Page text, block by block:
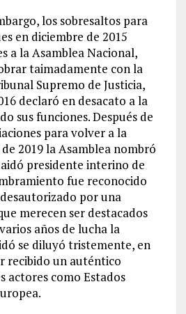
los sobresaltos para
en diciembre de 2015
a la Asamblea Nacional,
taimadamente con la
Supremo de Justicia,
declaró en desacato a la
sus funciones. Después de
para volver a la
2019 la Asamblea nombró
presidente interino de
fue reconocido
por una
merecen ser destacados
años de lucha la
se diluyó tristemente, en
recibido un auténtico
actores como Estados